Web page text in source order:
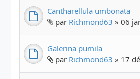
Cantharellula umbonata
par Richmond63 » 06
Galerina pumila
par Richmond63 » 17